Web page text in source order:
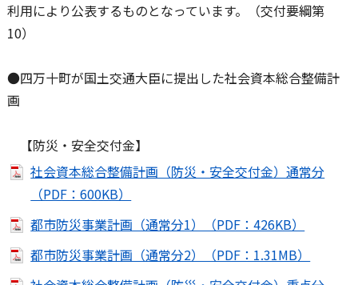
利用により公表するものとなっています。（交付要綱第
10）
●四万十町が国土交通大臣に提出した社会資本総合整備計
画
【防災・安全交付金】
社会資本総合整備計画（防災・安全交付金）通常分
（PDF：600KB）
都市防災事業計画（通常分1）（PDF：426KB）
都市防災事業計画（通常分2）（PDF：1.31MB）